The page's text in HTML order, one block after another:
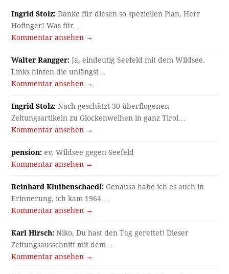
Ingrid Stolz: Danke für diesen so speziellen Plan, Herr
Hofinger! Was für…
Kommentar ansehen →
Walter Rangger: Ja, eindeutig Seefeld mit dem Wildsee.
Links hinten die unlängst…
Kommentar ansehen →
Ingrid Stolz: Nach geschätzt 30 überflogenen
Zeitungsartikeln zu Glockenweihen in ganz Tirol…
Kommentar ansehen →
pension: ev. Wildsee gegen Seefeld
Kommentar ansehen →
Reinhard Kluibenschaedl: Genauso habe ich es auch in
Erinnerung, ich kam 1964…
Kommentar ansehen →
Karl Hirsch: Niko, Du hast den Tag gerettet! Dieser
Zeitungsausschnitt mit dem…
Kommentar ansehen →